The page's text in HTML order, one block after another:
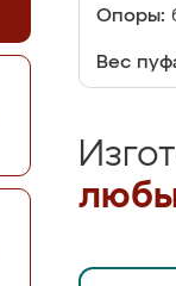
Опоры:
Вес